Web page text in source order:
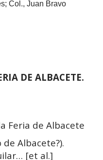
Col., Juan Bravo
DE ALBACETE.
Feria de Albacete
Albacete?).
[et al.]